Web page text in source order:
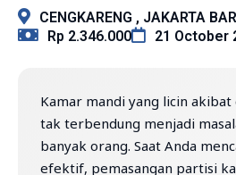
CENGKARENG , JAKARTA
Rp 2.346.000
21 October
Kamar mandi yang licin
tak terbendung menjadi
banyak orang. Saat Anda
efektif, pemasangan partisi